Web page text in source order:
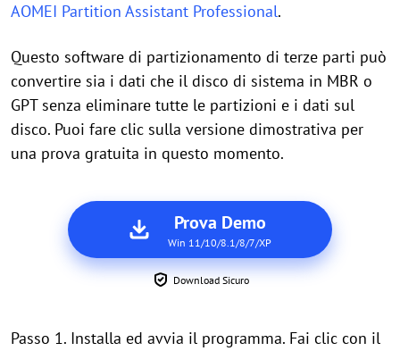
AOMEI Partition Assistant Professional.
Questo software di partizionamento di terze parti può
convertire sia i dati che il disco di sistema in MBR o
GPT senza eliminare tutte le partizioni e i dati sul
disco. Puoi fare clic sulla versione dimostrativa per
una prova gratuita in questo momento.
Prova Demo
Win 11/10/8.1/8/7/XP
Download Sicuro
Passo 1. Installa ed avvia il programma. Fai clic con il